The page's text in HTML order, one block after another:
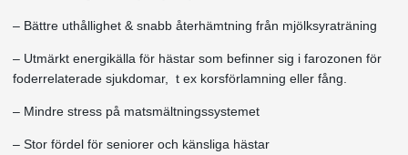
– Bättre uthållighet & snabb återhämtning från mjölksyraträning
– Utmärkt energikälla för hästar som befinner sig i farozonen för
foderrelaterade sjukdomar, t ex korsförlamning eller fång.
– Mindre stress på matsmältningssystemet
– Stor fördel för seniorer och känsliga hästar